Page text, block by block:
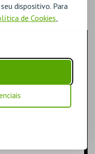
dispositivo. Para
de Cookies